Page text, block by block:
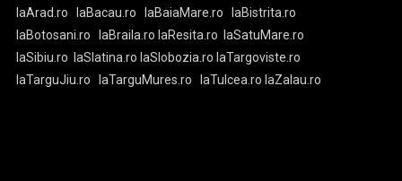
laArad.ro
laBacau.ro laBaiaMare.ro
laBistrita.ro
laBotosani.ro
laBraila.ro laResita.ro
laSatuMare.ro
laSibiu.ro
laSlatina.ro laSlobozia.ro laTargoviste.ro
laTarguJiu.ro
laTarguMures.ro laTulcea.ro laZalau.ro